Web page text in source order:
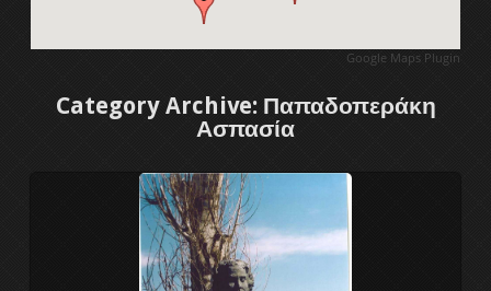
3ο Διεθνές συμπόσιο γλυπτικής
5ο Διεθνές συμπόσιο γλυπτικής
Διεθνές συμπ. γλυπτικής 2011
6ο Διεθνές συμπόσιο γλυπτικής
Google Maps Plugin
Category Archive: Παπαδοπεράκη
Ασπασία